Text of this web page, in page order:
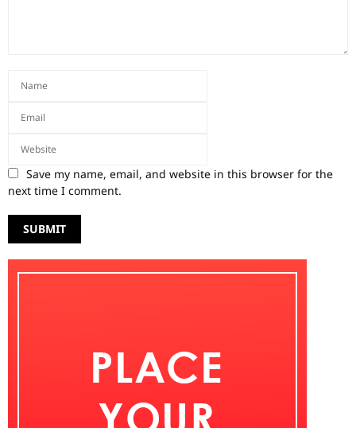
Save my name, email, and website in this browser for the
next time I comment.